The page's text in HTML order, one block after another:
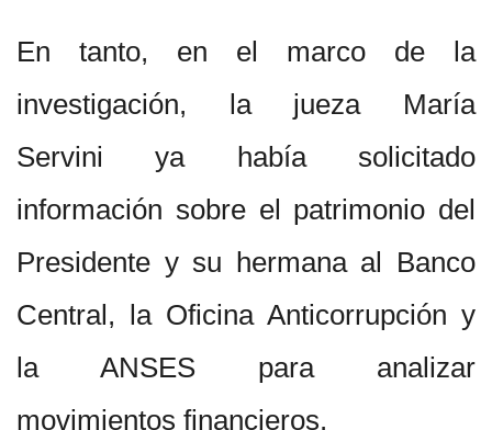
En tanto, en el marco de la
investigación, la jueza María
Servini ya había solicitado
información sobre el patrimonio del
Presidente y su hermana al Banco
Central, la Oficina Anticorrupción y
la ANSES para analizar
movimientos financieros.